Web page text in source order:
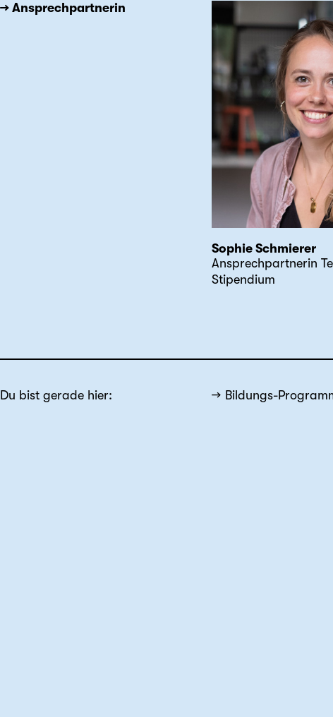
→ Ansprechpartnerin
Sophie Schmierer
Ansprechpartnerin
Stipendium
Du bist gerade hier: Bildungs-